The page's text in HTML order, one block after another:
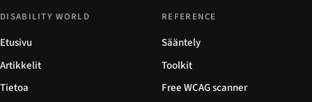
DISABILITY WORLD
Etusivu
Artikkelit
Tietoa
REFERENCE
Sääntely
Toolkit
Free WCAG scanner